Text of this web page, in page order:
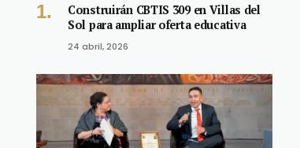
Construirán CBTIS 309 en Villas del
Sol para ampliar oferta educativa
24 abril, 2026